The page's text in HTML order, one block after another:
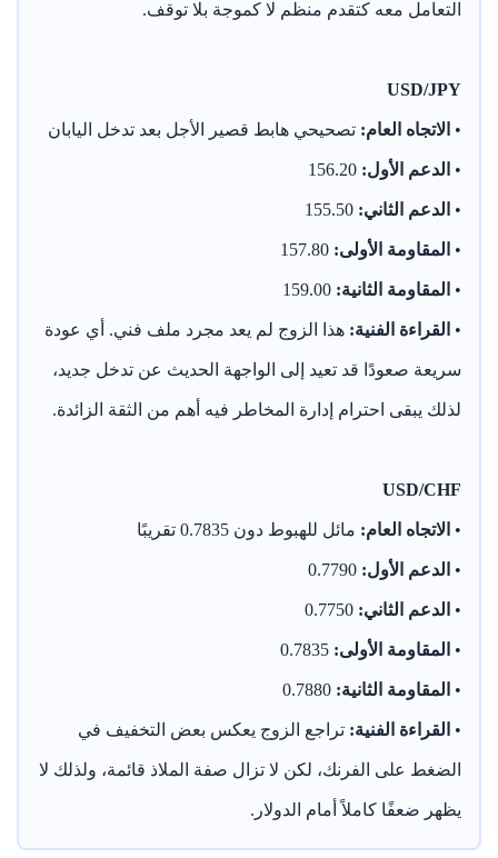
التعامل معه كتقدم منظم لا كموجة بلا توقف.
USD/JPY
• الاتجاه العام: تصحيحي هابط قصير الأجل بعد تدخل اليابان
• الدعم الأول:
• الدعم الثاني:
• المقاومة الأولى:
• المقاومة الثانية:
• القراءة الفنية: هذا الزوج لم يعد مجرد ملف فني. أي عودة
سريعة صعودًا قد تعيد إلى الواجهة الحديث عن تدخل جديد،
لذلك يبقى احترام إدارة المخاطر فيه أهم من الثقة الزائدة.
USD/CHF
• الاتجاه العام: مائل للهبوط دون 0.7835 تقريبًا
• الدعم الأول:
• الدعم الثاني:
• المقاومة الأولى:
• المقاومة الثانية:
• القراءة الفنية: تراجع الزوج يعكس بعض التخفيف في
الضغط على الفرنك، لكن لا تزال صفة الملاذ قائمة، ولذلك لا
يظهر ضعفًا كاملاً أمام الدولار.